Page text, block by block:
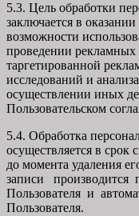
5.3. Цель обработки
заключается в
возможности
проведении
таргетированной
исследований и
осуществлении иных
Пользовательском
5.4. Обработка
осуществляется в срок
до момента удаления
записи производится
Пользователя и
Пользователя.